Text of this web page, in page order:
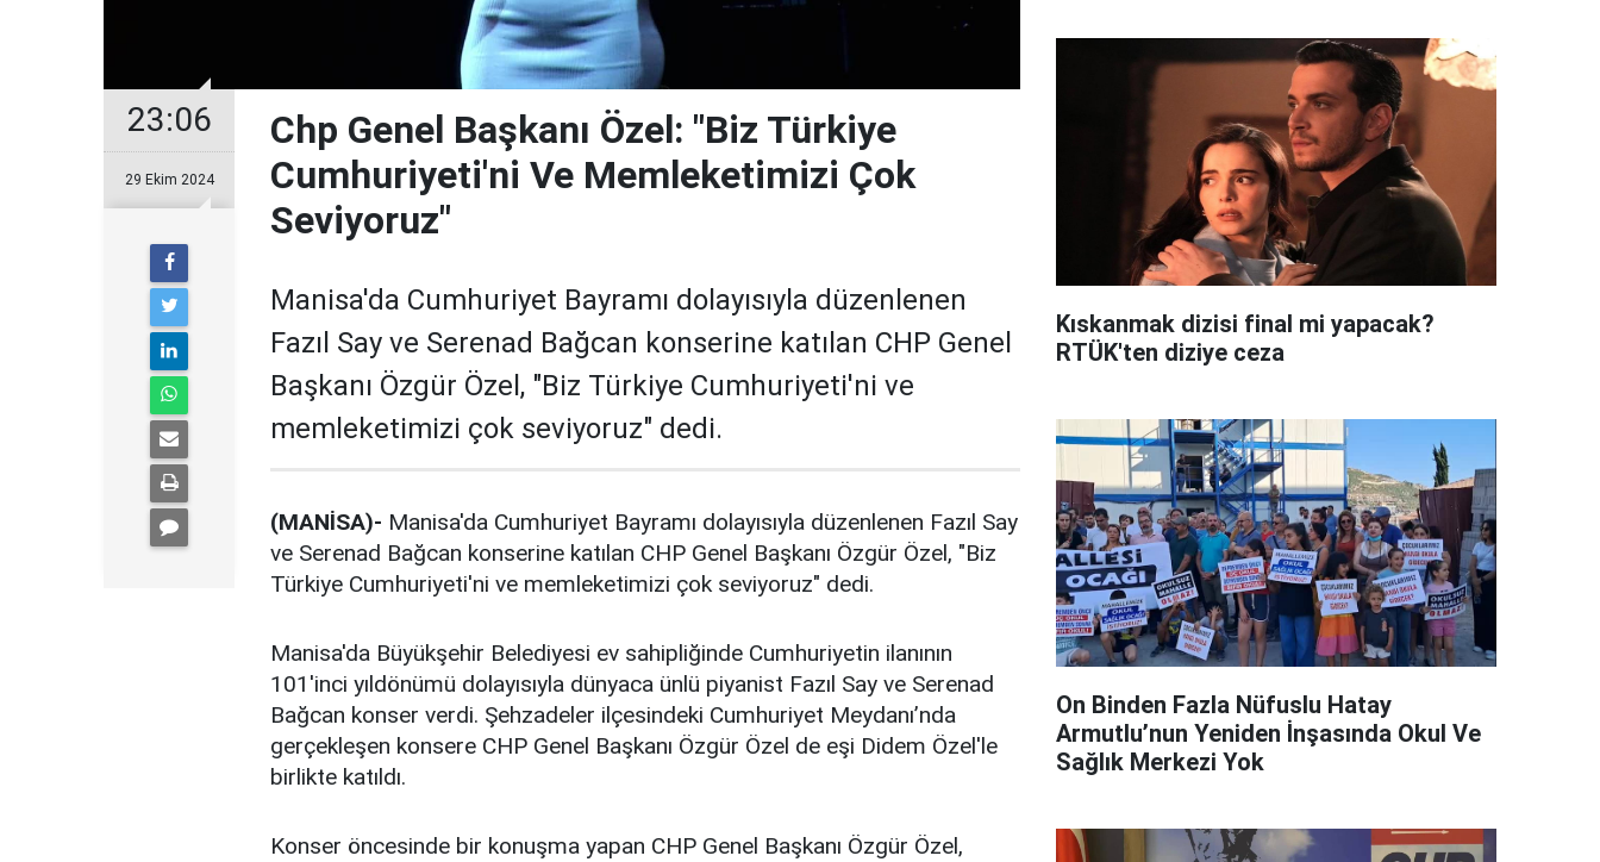
23:06
29 Ekim 2024
Chp Genel Başkanı Özel: "Biz Türkiye
Cumhuriyeti'ni Ve Memleketimizi Çok
Seviyoruz"
Manisa'da Cumhuriyet Bayramı dolayısıyla düzenlenen
Fazıl Say ve Serenad Bağcan konserine katılan CHP Genel
Başkanı Özgür Özel, "Biz Türkiye Cumhuriyeti'ni ve
memleketimizi çok seviyoruz" dedi.
(MANİSA)- Manisa'da Cumhuriyet Bayramı dolayısıyla düzenlenen Fazıl Say
ve Serenad Bağcan konserine katılan CHP Genel Başkanı Özgür Özel, "Biz
Türkiye Cumhuriyeti'ni ve memleketimizi çok seviyoruz" dedi.
Manisa'da Büyükşehir Belediyesi ev sahipliğinde Cumhuriyetin ilanının
101'inci yıldönümü dolayısıyla dünyaca ünlü piyanist Fazıl Say ve Serenad
Bağcan konser verdi. Şehzadeler ilçesindeki Cumhuriyet Meydanı’nda
gerçekleşen konsere CHP Genel Başkanı Özgür Özel de eşi Didem Özel'le
birlikte katıldı.
Konser öncesinde bir konuşma yapan CHP Genel Başkanı Özgür Özel,
Kıskanmak dizisi final mi yapacak?
RTÜK'ten diziye ceza
On Binden Fazla Nüfuslu Hatay
Armutlu’nun Yeniden İnşasında Okul Ve
Sağlık Merkezi Yok